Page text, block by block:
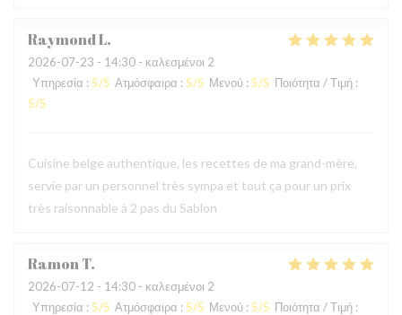
RaymondL
2026-07-23 - 14:30 - καλεσμένοι 2
Υπηρεσία : 5/5 Ατμόσφαιρα : 5/5 Μενού : 5/5 Ποιότητα / Τιμή :
5/5
Cuisine belge authentique, les recettes de ma grand-mère,
servie par un personnel très sympa et tout ça pour un prix
très raisonnable à 2 pas du Sablon
RamonT
2026-07-12 - 14:30 - καλεσμένοι 2
Υπηρεσία : 5/5 Ατμόσφαιρα : 5/5 Μενού : 5/5 Ποιότητα / Τιμή :